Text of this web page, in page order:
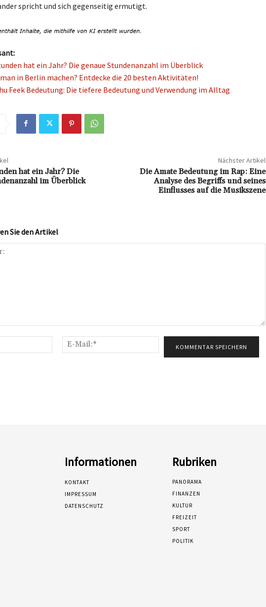
spricht und sich gegenseitig ermutigt.
hat ein Jahr? Die genaue Stundenanzahl im Überblick
in Berlin machen? Entdecke die 20 besten Aktivitäten!
Feek Bedeutung: Die tiefere Bedeutung und Verwendung im Alltag
hat ein Jahr? Die
im Überblick
Nächster Artikel
Die Amate Bedeutung im Rap: Eine
Analyse des Begriffs und seines
Einflusses auf die Musikszene
Sie den Artikel
Name:*
Mail:*
Informationen
KONTAKT
IMPRESSUM
DATENSCHUTZ
Rubriken
PANORAMA
FINANZEN
KULTUR
FREIZEIT
SPORT
POLITIK